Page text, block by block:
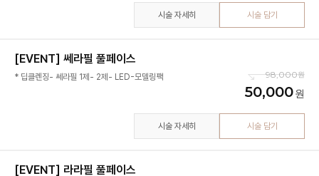
시술 자세히 시술 담기
[EVENT] 쎄라필 풀페이스
* 딥클렌징- 쎄라필 1제- 2제- LED-모델링팩 98,000
50,000
시술 자세히 시술 담기
[EVENT] 라라필 풀페이스